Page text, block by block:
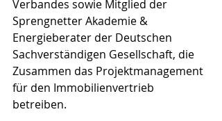
Verbandes sowie Mitglied der
Sprengnetter Akademie &
Energieberater der Deutschen
Sachverständigen Gesellschaft, die
Zusammen das Projektmanagement
für den Immobilienvertrieb
betreiben.